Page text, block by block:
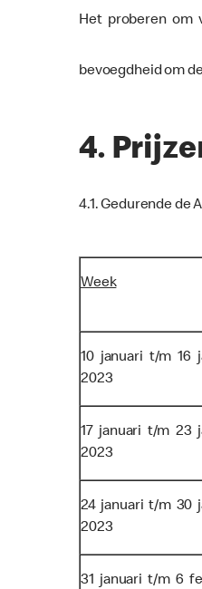
Het proberen om
bevoegdheid om
4.
4.1. Gedurende de
Week
10 januari t/m 16
2023
17 januari t/m 23
2023
24 januari t/m 30
2023
31 januari t/m 6